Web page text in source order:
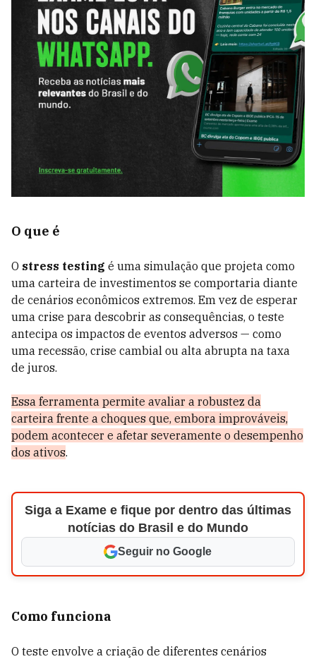
O que é
O stress testing é uma simulação que projeta como
uma carteira de investimentos se comportaria diante
de cenários econômicos extremos. Em vez de esperar
uma crise para descobrir as consequências, o teste
antecipa os impactos de eventos adversos — como
uma recessão, crise cambial ou alta abrupta na taxa
de juros.
Essa ferramenta permite avaliar a robustez da
carteira frente a choques que, embora improváveis,
podem acontecer e afetar severamente o desempenho
dos ativos.
Siga a Exame e fique por dentro das últimas
notícias do Brasil e do Mundo
Seguir no Google
Como funciona
O teste envolve a criação de diferentes cenários